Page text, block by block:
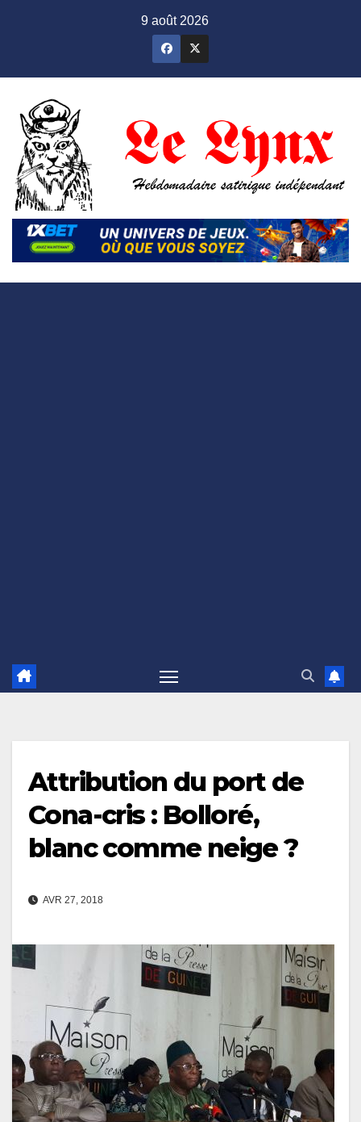
9 août 2026
Attribution du port de
Cona-cris : Bolloré,
blanc comme neige ?
AVR 27, 2018